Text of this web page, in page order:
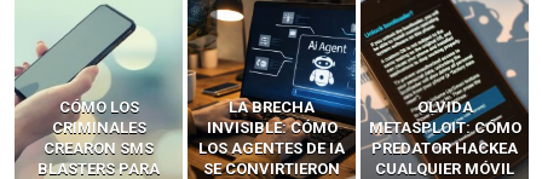
LA BRECHA
INVISIBLE: CÓMO
LOS AGENTES DE IA
SE CONVIRTIERON
OLVIDA
METASPLOIT: CÓMO
PREDATOR HACKEA
CUALQUIER MÓVIL
CÓMO LOS HACKERS
INTERCEPTAN OTPS
Y LLAMADAS
MÓVILES SIN